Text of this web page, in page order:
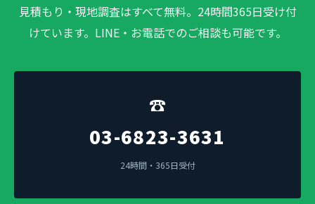
見積もり・現地調査はすべて無料。24時間365日受け付
けています。LINE・お電話でのご相談も可能です。
☎
03-6823-3631
24時間・365日受付